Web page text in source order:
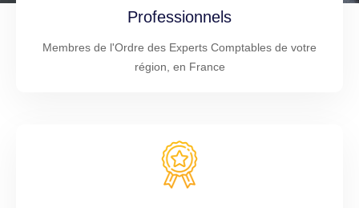
Professionnels
Membres de l'Ordre des Experts Comptables de votre
région, en France